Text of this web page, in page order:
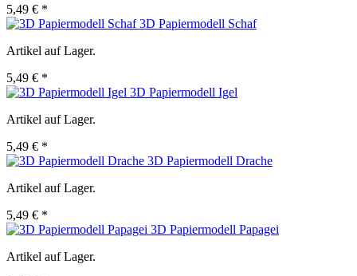
5,49 € *
3D Papiermodell Schaf
Artikel auf Lager.
5,49 € *
3D Papiermodell Igel
Artikel auf Lager.
5,49 € *
3D Papiermodell Drache
Artikel auf Lager.
5,49 € *
3D Papiermodell Papagei
Artikel auf Lager.